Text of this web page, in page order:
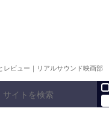
ビュー｜リアルサウンド映画部